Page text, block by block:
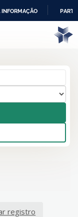
INFORMAÇÃO
registro